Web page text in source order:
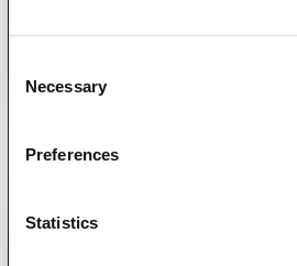
Selection
Necessary
Preferences
Statistics